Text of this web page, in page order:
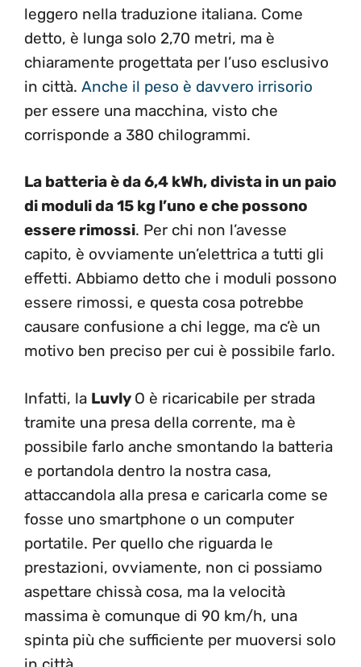
leggero nella traduzione italiana. Come
detto, è lunga solo 2,70 metri, ma è
chiaramente progettata per l’uso esclusivo
in città. Anche il peso è davvero irrisorio
per essere una macchina, visto che
corrisponde a 380 chilogrammi.
La batteria è da 6,4 kWh, divista in un paio
di moduli da 15 kg l’uno e che possono
essere rimossi. Per chi non l’avesse
capito, è ovviamente un’elettrica a tutti gli
effetti. Abbiamo detto che i moduli possono
essere rimossi, e questa cosa potrebbe
causare confusione a chi legge, ma c’è un
motivo ben preciso per cui è possibile farlo.
Infatti, la Luvly O è ricaricabile per strada
tramite una presa della corrente, ma è
possibile farlo anche smontando la batteria
e portandola dentro la nostra casa,
attaccandola alla presa e caricarla come se
fosse uno smartphone o un computer
portatile. Per quello che riguarda le
prestazioni, ovviamente, non ci possiamo
aspettare chissà cosa, ma la velocità
massima è comunque di 90 km/h, una
spinta più che sufficiente per muoversi solo